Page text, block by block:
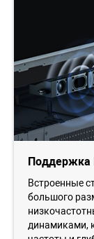
Поддержка
Встроенные
большого
динамиками,